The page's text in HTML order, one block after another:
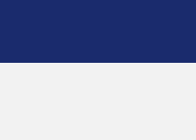
签证